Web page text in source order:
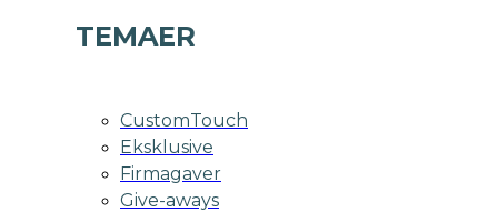
TEMAER
CustomTouch
Eksklusive
Firmagaver
Give-aways